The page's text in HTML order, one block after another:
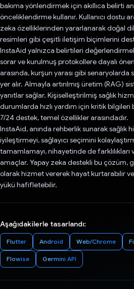
bakıma yönlendirmek için akıllıca belirti
önceliklendirme kullanır. Kullanıcı dostu
zeka özelliklerinden yararlanarak doğal
resimleri gibi çeşitli iletişim biçimlerini
InstaAid yalnızca belirtileri
sorar ve kurulmuş protokollere dayalı
arasında, kurşun yarası gibi senaryolarda
yer alır. Almayla artırılmış üretim (RAG)
yanıtlar sağlar. Kişiselleştirilmiş sağlık
durumlarda hızlı yardım için kritik bilgileri
7/24 destek, temel özellikler arasındadır.
InstaAid, anında rehberlik sunarak sağlık
iyileştirmeyi, sağlayıcı seçimini
tamamlamayı, nihayetinde de
amaçlar. Yapay zeka destekli bu çözüm,
olarak hizmet vererek hayat kurtarabilir
yükü hafifletebilir.
Aşağıdakilerle tasarlandı:
Flutter Android Web/Chrome
Flowise Germini API